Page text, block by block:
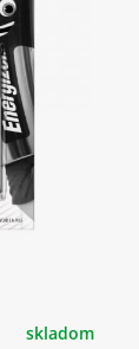
skladom